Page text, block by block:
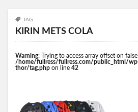
TAG
KIRIN METS COLA
Warning: Trying to access array offset on
/home/fullress/fullress.com/public_html/
thor/tag.php on line 42